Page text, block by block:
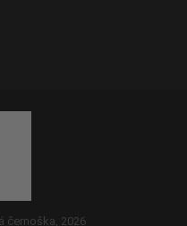
černoška, 2026